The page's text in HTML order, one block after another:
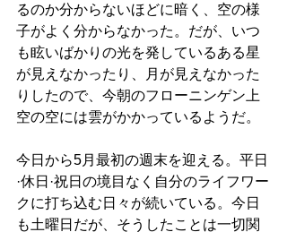
るのか分からないほどに暗く、空の様
子がよく分からなかった。だが、いつ
も眩いばかりの光を発しているある星
が見えなかったり、月が見えなかった
りしたので、今朝のフローニンゲン上
空の空には雲がかかっているようだ。
今日から5月最初の週末を迎える。平日
·休日·祝日の境目なく自分のライフワー
クに打ち込む日々が続いている。今日
も土曜日だが、そうしたことは一切関